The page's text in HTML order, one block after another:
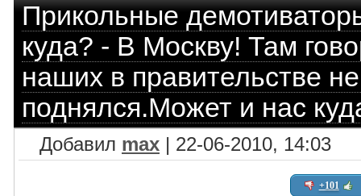
Прикольные
куда? - В Москву! Там
наших в правительстве
поднялся.Может и нас
Добавил max | 22-06-2010, 14:03
+101